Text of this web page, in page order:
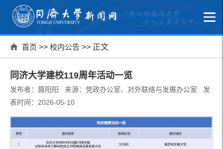
首页 >> 校内公告 >> 正文
同济大学建校119周年活动一览
发布者：聂阳阳 来源：党政办公室、对外联络与发展办公室 发
表时间：2026-05-10